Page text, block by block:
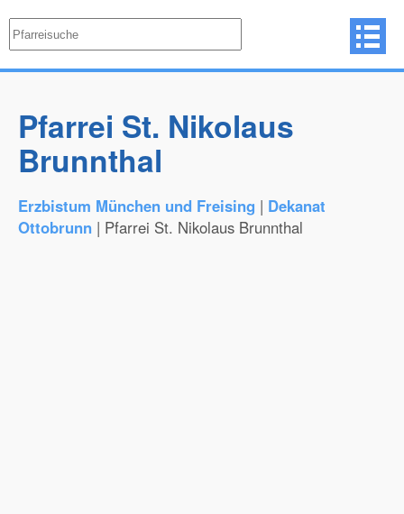
Pfarrei St. Nikolaus
Brunnthal
Erzbistum München und Freising | Dekanat
Ottobrunn | Pfarrei St. Nikolaus Brunnthal